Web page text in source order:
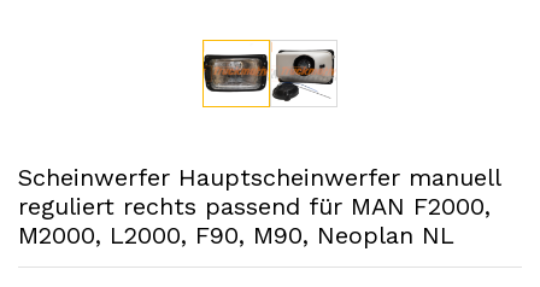
Scheinwerfer Hauptscheinwerfer manuell
reguliert rechts passend für MAN F2000,
M2000, L2000, F90, M90, Neoplan NL